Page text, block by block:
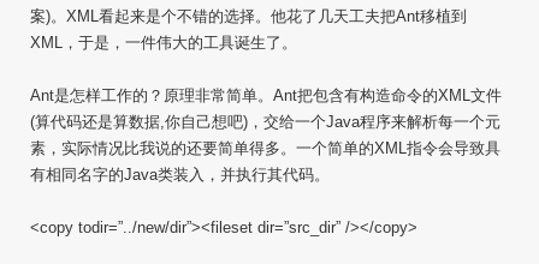
案)。XML看起来是个不错的选择。他花了几天工夫把Ant移植到
XML，于是，一件伟大的工具诞生了。
Ant是怎样工作的？原理非常简单。Ant把包含有构造命令的XML文件
(算代码还是算数据,你自己想吧)，交给一个Java程序来解析每一个元
素，实际情况比我说的还要简单得多。一个简单的XML指令会导致具
有相同名字的Java类装入，并执行其代码。
<copy todir=”../new/dir”><fileset dir=”src_dir” /></copy>